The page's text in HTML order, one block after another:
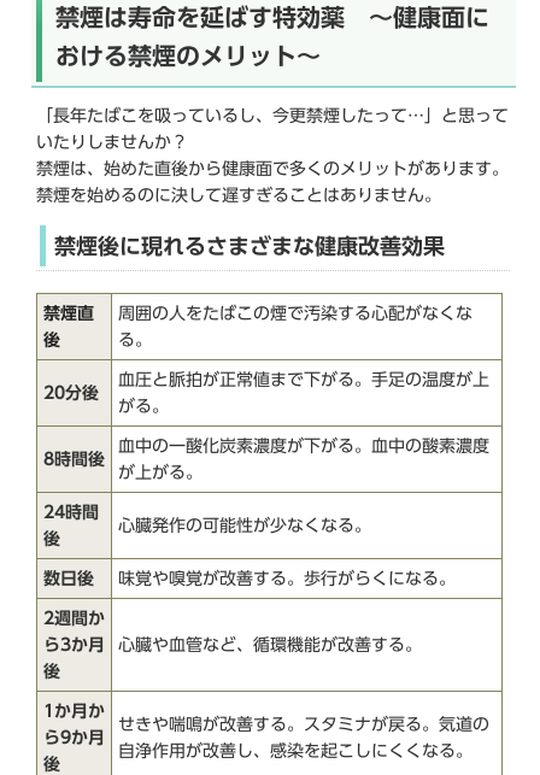
禁煙は寿命を延ばす特効薬 ～健康面に
おける禁煙のメリット～
「長年たばこを吸っているし、今更禁煙したって…」と思って
いたりしませんか？
禁煙は、始めた直後から健康面で多くのメリットがあります。
禁煙を始めるのに決して遅すぎることはありません。
禁煙後に現れるさまざまな健康改善効果
禁煙直
後
周囲の人をたばこの煙で汚染する心配がなくな
る。
20分後
血圧と脈拍が正常値まで下がる。手足の温度が上
がる。
8時間後
血中の一酸化炭素濃度が下がる。血中の酸素濃度
が上がる。
24時間
後
心臓発作の可能性が少なくなる。
数日後 味覚や嗅覚が改善する。歩行がらくになる。
2週間か
ら3か月
後
心臓や血管など、循環機能が改善する。
1か月か
ら9か月
後
せきや喘鳴が改善する。スタミナが戻る。気道の
自浄作用が改善し、感染を起こしにくくなる。